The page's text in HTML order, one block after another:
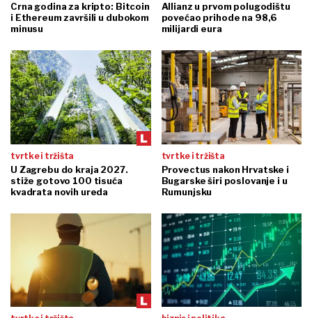
Crna godina za kripto: Bitcoin
i Ethereum završili u dubokom
minusu
Allianz u prvom polugodištu
povećao prihode na 98,6
milijardi eura
tvrtke i tržišta
U Zagrebu do kraja 2027.
stiže gotovo 100 tisuća
kvadrata novih ureda
tvrtke i tržišta
Provectus nakon Hrvatske i
Bugarske širi poslovanje i u
Rumunjsku